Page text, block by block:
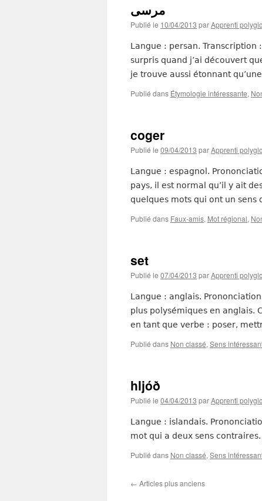
مرسی
Publié le 10/04/2013 parApprenti
Langue : persan. Transcription
surpris quand j’ai découvert
je trouve aussi étonnant
Publié dans Étymologie intéressante,
coger
Publié le 09/04/2013 parApprenti
Langue : espagnol.
pays, il est normal qu’il y ait
quelques mots qui ont un
Publié dans Faux-amis, Mot régional,
set
Publié le 07/04/2013 parApprenti
Langue : anglais.
plus polysémiques en anglais.
en tant que verbe : poser,
Publié dans Non classé, Sens
hljóð
Publié le 04/04/2013 parApprenti
Langue : islandais.
mot qui a deux sens
Publié dans Non classé, Sens
← Articles plus anciens